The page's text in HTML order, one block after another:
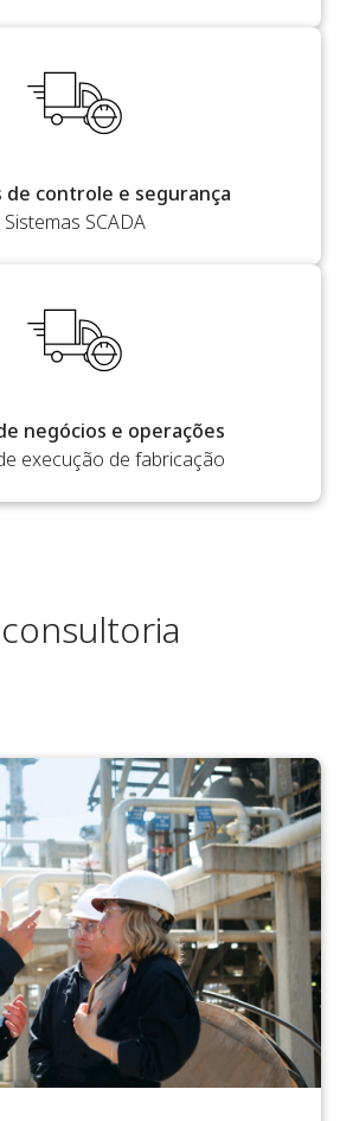
de controle e segurança
Sistemas SCADA
negócios e operações
execução de fabricação